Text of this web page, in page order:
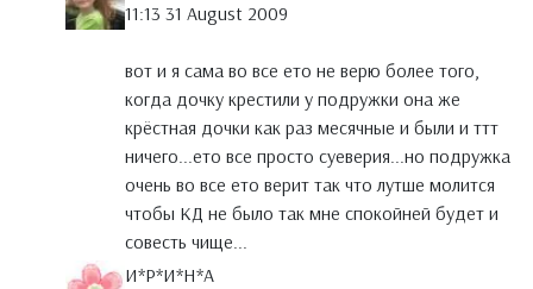
11:13 31 August 2009
вот и я сама во все ето не верю более того,
когда дочку крестили у подружки она же
крёстная дочки как раз месячные и были и ттт
ничего...ето все просто суеверия...но подружка
очень во все ето верит так что лутше молится
чтобы КД не было так мне спокойней будет и
совесть чище...
И*Р*И*Н*А